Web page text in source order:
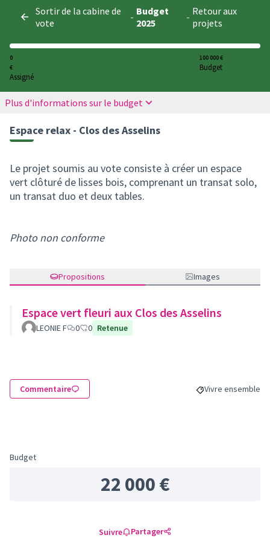
Sortir de la cabine de
vote
- Budget
2025
- Retour aux
projets
0
€
Assigné
100 000 €
Budget
Plus d'informations sur le budget
Espace relax - Clos des Asselins
Le projet soumis au vote consiste à créer un espace
vert clôturé de lisses bois, comprenant un transat solo,
un transat duo et deux tables.
Photo non conforme
Propositions Images
Espace vert fleuri aux Clos des Asselins
LEONIE F 0 0 Retenue
Commentaire Filtrer les
Vivre ensemble
Budget
22 000 €
Suivre Partager
Panneau de gestion des cookies